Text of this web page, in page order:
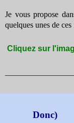
Je vous propose
quelques unes de
Cliquez sur
Donc)